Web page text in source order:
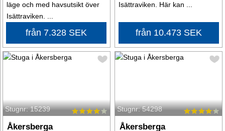
läge och med havsutsikt över
Isättraviken. ...
från 7.328 SEK
Isättraviken. Här kan ...
från 10.473 SEK
Stugnr: 15239
Åkersberga
Stugnr: 54298
Åkersberga